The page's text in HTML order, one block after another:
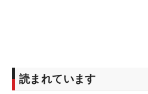
読まれています